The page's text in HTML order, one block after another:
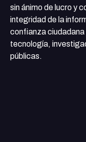
sin ánimo de lucro y
integridad de la
confianza
tecnología,
públicas.